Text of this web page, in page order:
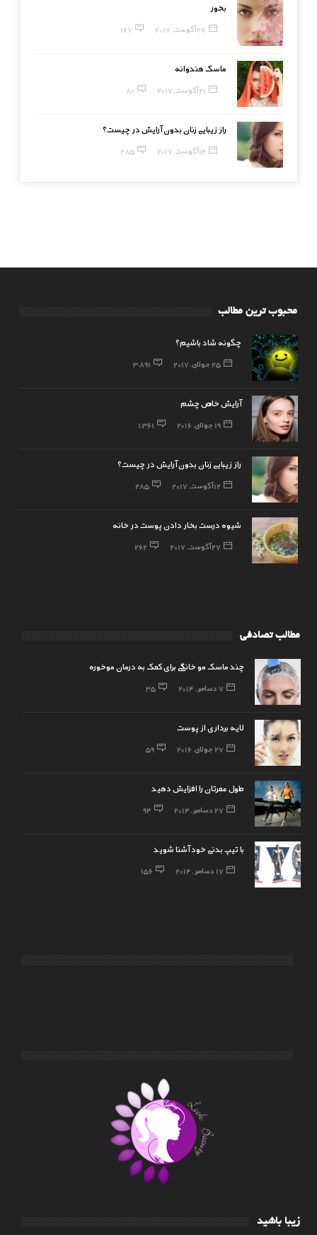
بخور
27 آگوست, 2017 167
ماسک هندوانه
21 آگوست, 2017 80
راز زیبایی زنان بدون آرایش در چیست؟
12 آگوست, 2017 285
محبوب ترین مطالب
چگونه شاد باشیم؟
25 جولای, 2017 3,891
آرایش خاص چشم
19 جولای, 2016 1,361
راز زیبایی زنان بدون آرایش در چیست؟
12 آگوست, 2017 285
شیوه درست بخار دادن پوست در خانه
27 آگوست, 2017 262
مطالب تصادفی
چند ماسک مو خانگی برای کمک به درمان موخوره
7 دسامبر, 2014 35
لایه برداری از پوست
27 جولای, 2016 59
طول عمرتان را افزایش دهید
27 دسامبر, 2014 94
با تیپ بدنی خود آشنا شوید
17 دسامبر, 2014 156
زیبا باشید